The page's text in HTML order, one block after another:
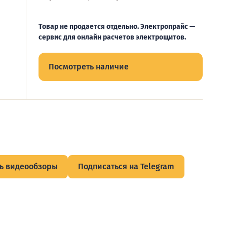
Товар не продается отдельно. Электропрайс —
сервис для онлайн расчетов электрощитов.
Посмотреть наличие
видеообзоры Подписаться на Telegram